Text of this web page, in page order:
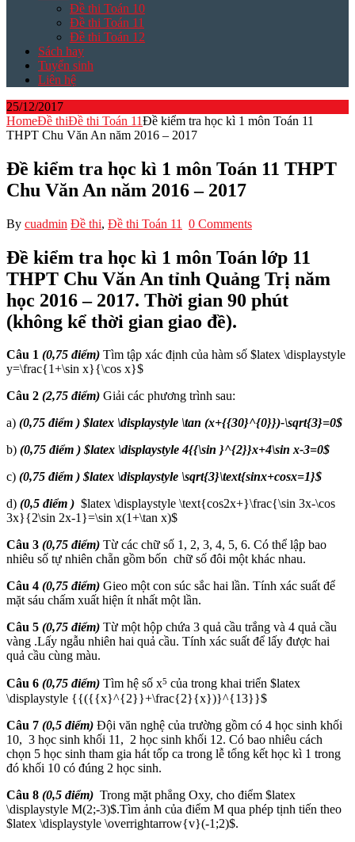
Đề thi Toán 10
Đề thi Toán 11
Đề thi Toán 12
Sách hay
Tuyển sinh
Liên hệ
25/12/2017
HomeĐề thiĐề thi Toán 11Đề kiểm tra học kì 1 môn Toán 11
THPT Chu Văn An năm 2016 – 2017
Đề kiểm tra học kì 1 môn Toán 11 THPT
Chu Văn An năm 2016 – 2017
By cuadmin Đề thi, Đề thi Toán 11 0 Comments
Đề kiểm tra học kì 1 môn Toán lớp 11
THPT Chu Văn An tỉnh Quảng Trị năm
học 2016 – 2017. Thời gian 90 phút
(không kể thời gian giao đề).
Câu 1 (0,75 điểm) Tìm tập xác định của hàm số $latex \displaystyle
y=\frac{1+\sin x}{\cos x}$
Câu 2 (2,75 điểm) Giải các phương trình sau:
a) (0,75 điểm ) $latex \displaystyle \tan (x+{{30}^{0}})-\sqrt{3}=0$
b) (0,75 điểm ) $latex \displaystyle 4{{\sin }^{2}}x+4\sin x-3=0$
c) (0,75 điểm ) $latex \displaystyle \sqrt{3}\text{sinx+cosx=1}$
d) (0,5 điểm ) $latex \displaystyle \text{cos2x+}\frac{\sin 3x-\cos
3x}{2\sin 2x-1}=\sin x(1+\tan x)$
Câu 3 (0,75 điểm) Từ các chữ số 1, 2, 3, 4, 5, 6. Có thể lập bao
nhiêu số tự nhiên chẵn gồm bốn chữ số đôi một khác nhau.
Câu 4 (0,75 điểm) Gieo một con súc sắc hai lần. Tính xác suất để
mặt sáu chấm xuất hiện ít nhất một lần.
Câu 5 (0,75 điểm) Từ một hộp chứa 3 quả cầu trắng và 4 quả cầu
vàng .Lấy ngẫu nhiên hai quả cầu. Tính xác suất để lấy được hai
quả cầu cùng màu.
Câu 6 (0,75 điểm) Tìm hệ số x5 của trong khai triển $latex
\displaystyle {{({{x}^{2}}+\frac{2}{x})}^{13}}$
Câu 7 (0,5 điểm) Đội văn nghệ của trường gồm có 4 học sinh khối
10, 3 học sinh khối 11, 2 học sinh khối 12. Có bao nhiêu cách
chọn 5 học sinh tham gia hát tốp ca trong lễ tổng kết học kì 1 trong
đó khối 10 có đúng 2 học sinh.
Câu 8 (0,5 điểm) Trong mặt phẳng Oxy, cho điểm $latex
\displaystyle M(2;-3)$.Tìm ảnh của điểm M qua phép tịnh tiến theo
$latex \displaystyle \overrightarrow{v}(-1;2)$.